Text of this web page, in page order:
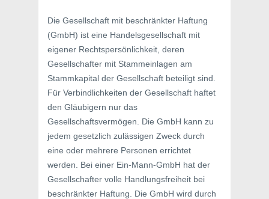
Die Gesellschaft mit beschränkter Haftung
(GmbH) ist eine Handelsgesellschaft mit
eigener Rechtspersönlichkeit, deren
Gesellschafter mit Stammeinlagen am
Stammkapital der Gesellschaft beteiligt sind.
Für Verbindlichkeiten der Gesellschaft haftet
den Gläubigern nur das
Gesellschaftsvermögen. Die GmbH kann zu
jedem gesetzlich zulässigen Zweck durch
eine oder mehrere Personen errichtet
werden. Bei einer Ein-Mann-GmbH hat der
Gesellschafter volle Handlungsfreiheit bei
beschränkter Haftung. Die GmbH wird durch